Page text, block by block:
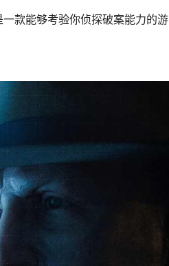
款能够考验你侦探破案能力的游